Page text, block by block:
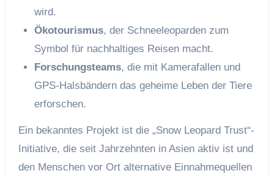
wird.
Ökotourismus, der Schneeleoparden zum
Symbol für nachhaltiges Reisen macht.
Forschungsteams, die mit Kamerafallen und
GPS-Halsbändern das geheime Leben der Tiere
erforschen.
Ein bekanntes Projekt ist die „Snow Leopard Trust“-
Initiative, die seit Jahrzehnten in Asien aktiv ist und
den Menschen vor Ort alternative Einnahmequellen